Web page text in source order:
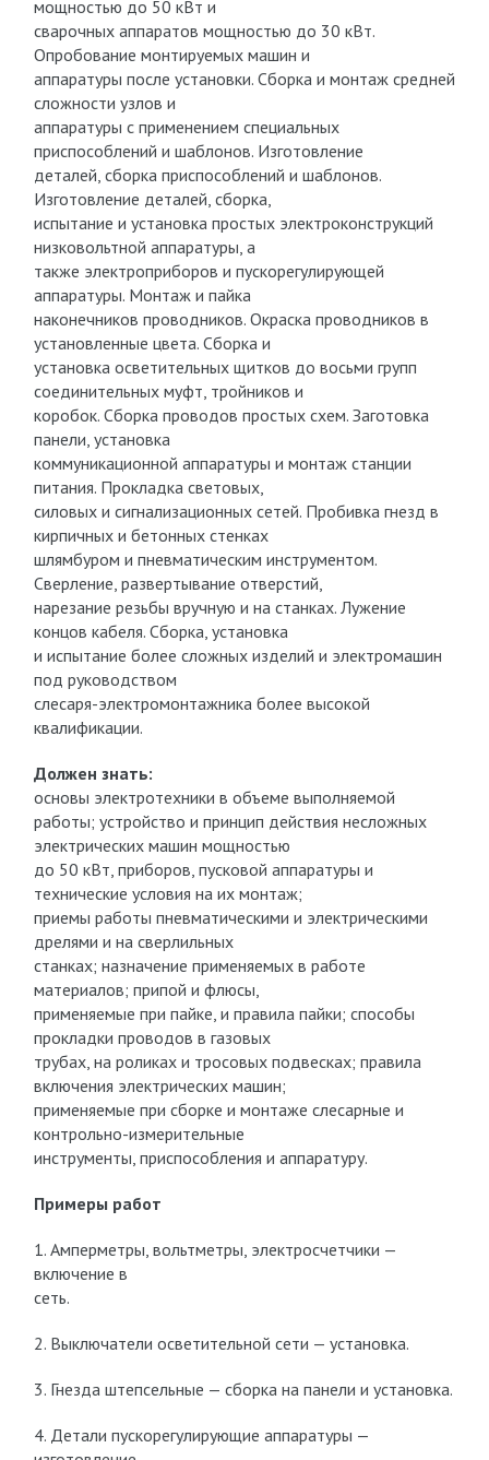
мощностью до 50 кВт и
сварочных аппаратов мощностью до 30 кВт.
Опробование монтируемых машин и
аппаратуры после установки. Сборка и монтаж средней
сложности узлов и
аппаратуры с применением специальных
приспособлений и шаблонов. Изготовление
деталей, сборка приспособлений и шаблонов.
Изготовление деталей, сборка,
испытание и установка простых электроконструкций
низковольтной аппаратуры, а
также электроприборов и пускорегулирующей
аппаратуры. Монтаж и пайка
наконечников проводников. Окраска проводников в
установленные цвета. Сборка и
установка осветительных щитков до восьми групп
соединительных муфт, тройников и
коробок. Сборка проводов простых схем. Заготовка
панели, установка
коммуникационной аппаратуры и монтаж станции
питания. Прокладка световых,
силовых и сигнализационных сетей. Пробивка гнезд в
кирпичных и бетонных стенках
шлямбуром и пневматическим инструментом.
Сверление, развертывание отверстий,
нарезание резьбы вручную и на станках. Лужение
концов кабеля. Сборка, установка
и испытание более сложных изделий и электромашин
под руководством
слесаря-электромонтажника более высокой
квалификации.
Должен знать:
основы электротехники в объеме выполняемой
работы; устройство и принцип действия несложных
электрических машин мощностью
до 50 кВт, приборов, пусковой аппаратуры и
технические условия на их монтаж;
приемы работы пневматическими и электрическими
дрелями и на сверлильных
станках; назначение применяемых в работе
материалов; припой и флюсы,
применяемые при пайке, и правила пайки; способы
прокладки проводов в газовых
трубах, на роликах и тросовых подвесках; правила
включения электрических машин;
применяемые при сборке и монтаже слесарные и
контрольно-измерительные
инструменты, приспособления и аппаратуру.
Примеры работ
1. Амперметры, вольтметры, электросчетчики —
включение в
сеть.
2. Выключатели осветительной сети — установка.
3. Гнезда штепсельные — сборка на панели и установка.
4. Детали пускорегулирующие аппаратуры —